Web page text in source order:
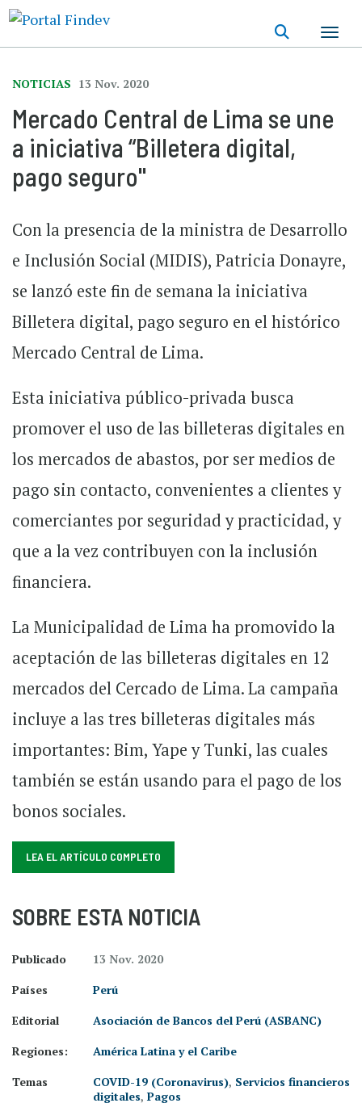
NOTICIAS 13 Nov. 2020
Mercado Central de Lima se une
a iniciativa “Billetera digital,
pago seguro"
Con la presencia de la ministra de Desarrollo
e Inclusión Social (MIDIS), Patricia Donayre,
se lanzó este fin de semana la iniciativa
Billetera digital, pago seguro en el histórico
Mercado Central de Lima.
Esta iniciativa público-privada busca
promover el uso de las billeteras digitales en
los mercados de abastos, por ser medios de
pago sin contacto, convenientes a clientes y
comerciantes por seguridad y practicidad, y
que a la vez contribuyen con la inclusión
financiera.
La Municipalidad de Lima ha promovido la
aceptación de las billeteras digitales en 12
mercados del Cercado de Lima. La campaña
incluye a las tres billeteras digitales más
importantes: Bim, Yape y Tunki, las cuales
también se están usando para el pago de los
bonos sociales.
LEA EL ARTÍCULO COMPLETO
SOBRE ESTA NOTICIA
Publicado
13 Nov. 2020
Países
Perú
Editorial
Asociación de Bancos del Perú (ASBANC)
Regiones:
América Latina y el Caribe
Temas
COVID-19 (Coronavirus), Servicios financieros
digitales, Pagos